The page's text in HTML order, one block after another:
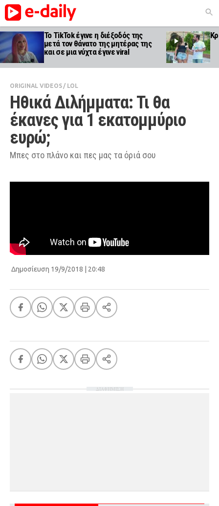
Το TikTok έγινε η διέξοδός της
μετά τον θάνατο της μητέρας της
και σε μια νύχτα έγινε viral
ORIGINAL VIDEOS/ LOL
Ηθικά Διλήμματα: Τι θα
έκανες για 1 εκατομμύριο
ευρώ;
Μπες στο πλάνο και πες μας τα όριά σου
Δημοσίευση 19/9/2018 | 20:48
ΔΙΑΦΗΜΙΣΗ